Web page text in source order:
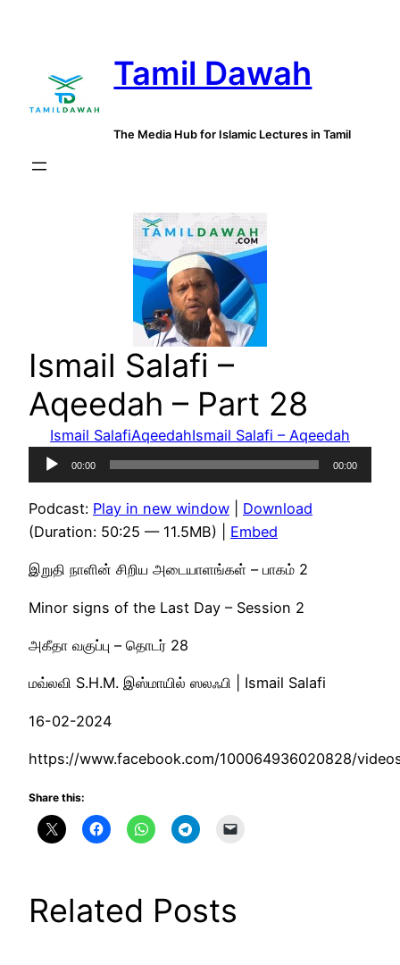
Tamil Dawah
The Media Hub for Islamic Lectures in Tamil
Ismail Salafi –
Aqeedah – Part 28
Ismail SalafiAqeedahIsmail Salafi – Aqeedah
Audio
Player
00:00 00:00
Podcast: Play in new window
Download
(Duration: 50:25 — 11.5MB) | Embed
இறுதி நாளின் சிறிய அடையாளங்கள் – பாகம் 2
Minor signs of the Last Day – Session 2
அகீதா வகுப்பு – தொடர் 28
மவ்லவி S.H.M. இஸ்மாயில் ஸலஃபி | Ismail Salafi
16-02-2024
https://www.facebook.com/100064936020828/
Share this:
Related Posts